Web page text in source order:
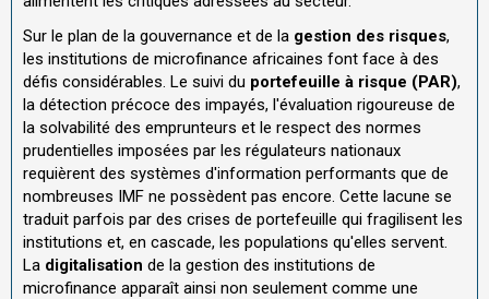
Sur le plan de la gouvernance et de la gestion des risques,
les institutions de microfinance africaines font face à des
défis considérables. Le suivi du portefeuille à risque (PAR),
la détection précoce des impayés, l'évaluation rigoureuse de
la solvabilité des emprunteurs et le respect des normes
prudentielles imposées par les régulateurs nationaux
requièrent des systèmes d'information performants que de
nombreuses IMF ne possèdent pas encore. Cette lacune se
traduit parfois par des crises de portefeuille qui fragilisent les
institutions et, en cascade, les populations qu'elles servent.
La digitalisation de la gestion des institutions de
microfinance apparaît ainsi non seulement comme une